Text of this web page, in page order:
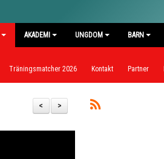
AKADEMI UNGDOM BARN
Träningsmatcher 2026 Kontakt Partner
>
<